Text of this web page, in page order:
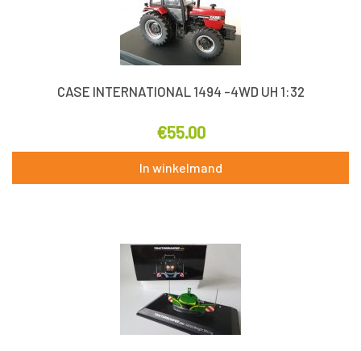
CASE INTERNATIONAL 1494 -4WD UH 1:32
€55.00
In winkelmand